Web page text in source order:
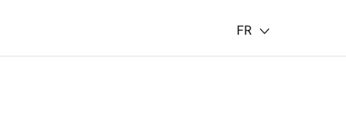
FR